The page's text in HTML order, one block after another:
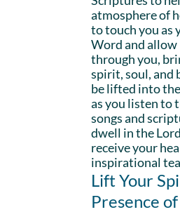
atmosphere of
to touch you as
Word and
through you,
spirit, soul, and
be lifted into
as you listen to
songs and
dwell in the
receive your
inspirational
Lift Your
Presence